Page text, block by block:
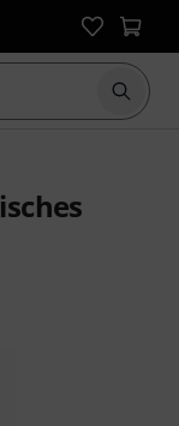
Suche